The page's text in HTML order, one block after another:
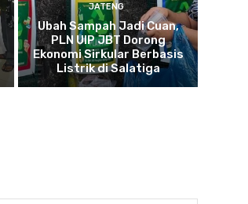
JATENG
Ubah Sampah Jadi Cuan,
PLN UIP JBT Dorong
Ekonomi Sirkular Berbasis
Listrik di Salatiga